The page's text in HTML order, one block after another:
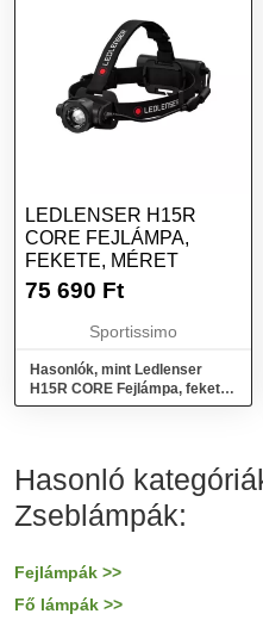
LEDLENSER H15R
CORE FEJLÁMPA,
FEKETE, MÉRET
75 690 Ft
Sportissimo
Hasonlók, mint Ledlenser
H15R CORE Fejlámpa, fekete,
méret
Hasonló
Zseblámpák:
Fejlámpák >>
Fő lámpák >>